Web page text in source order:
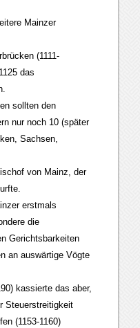
Mainzer
(1111-
das
sollten den
nur noch 10 (später
Sachsen,
von Mainz, der
erstmals
die
Gerichtsbarkeiten
an auswärtige Vögte
kassierte das aber,
Steuerstreitigkeit
(1153-1160)